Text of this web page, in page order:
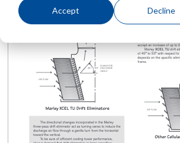
Accept Decline